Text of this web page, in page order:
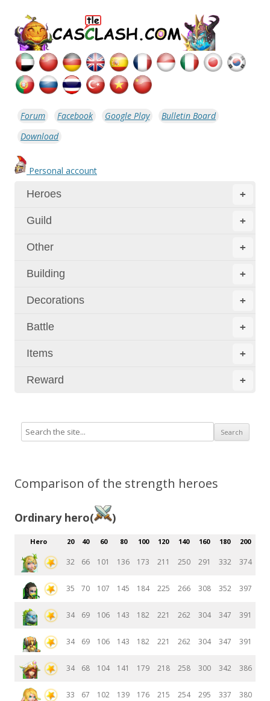
Forum Facebook Google Play
Bulletin Board
Download
Personal account
+
Heroes
+
Guild
+
Other
+
Building
+
Decorations
+
Battle
+
Items
+
Reward
Comparison of the strength heroes
Ordinary hero( )
Hero 20 40 60 80 100 120 140 160 180 200
32 66 101 136 173 211 250 291 332 374
35 70 107 145 184 225 266 308 352 397
34 69 106 143 182 221 262 304 347 391
34 69 106 143 182 221 262 304 347 391
34 68 104 141 179 218 258 300 342 386
33 67 102 139 176 215 254 295 337 380